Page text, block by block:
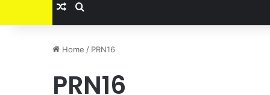
Random Article
Home / PRN16
PRN16